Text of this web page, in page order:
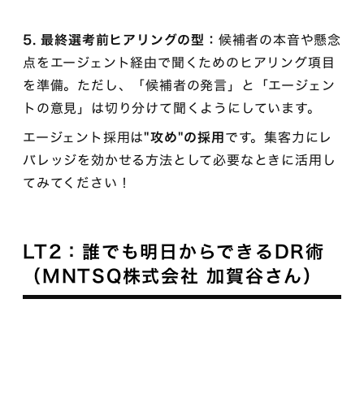
5. 最終選考前ヒアリングの型： 候補者の本音や懸念
点をエージェント経由で聞くためのヒアリング項目
を準備。ただし、「候補者の発言」と「エージェン
トの意見」は切り分けて聞くようにしています。
エージェント採用は"攻め"の採用です。集客力にレ
バレッジを効かせる方法として必要なときに活用し
てみてください！
LT2：誰でも明日からできるDR術
（MNTSQ株式会社 加賀谷さん）